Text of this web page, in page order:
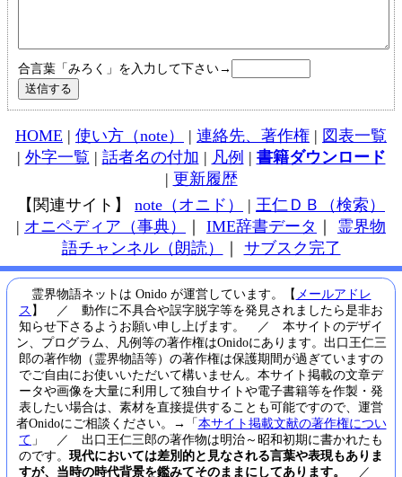
合言葉「みろく」を入力して下さい→
HOME | 使い方（note） | 連絡先、著作権 | 図表一覧
| 外字一覧 | 話者名の付加 | 凡例 | 書籍ダウンロード
| 更新履歴
【関連サイト】 note（オニド） | 王仁ＤＢ（検索）
| オニペディア（事典） IME辞書データ
霊界物
語チャンネル（朗読）
サブスク完了
霊界物語ネットは Onido が運営しています。【 メールアドレ
ス 】 ／ 動作に不具合や誤字脱字等を発見されましたら是非お
知らせ下さるようお願い申し上げます。 ／ 本サイトのデザイ
ン、プログラム、凡例等の著作権はOnidoにあります。出口王仁三
郎の著作物（霊界物語等）の著作権は保護期間が過ぎていますの
でご自由にお使いいただいて構いません。本サイト掲載の文章デ
ータや画像を大量に利用して独自サイトや電子書籍等を作製・発
表したい場合は、素材を直接提供することも可能ですので、運営
者Onidoにご相談ください。→「本サイト掲載文献の著作権につい
て 」 ／ 出口王仁三郎の著作物は明治～昭和初期に書かれたも
のです。 現代においては差別的と見なされる言葉や表現もありま
すが、当時の時代背景を鑑みてそのままにしてあります。
／